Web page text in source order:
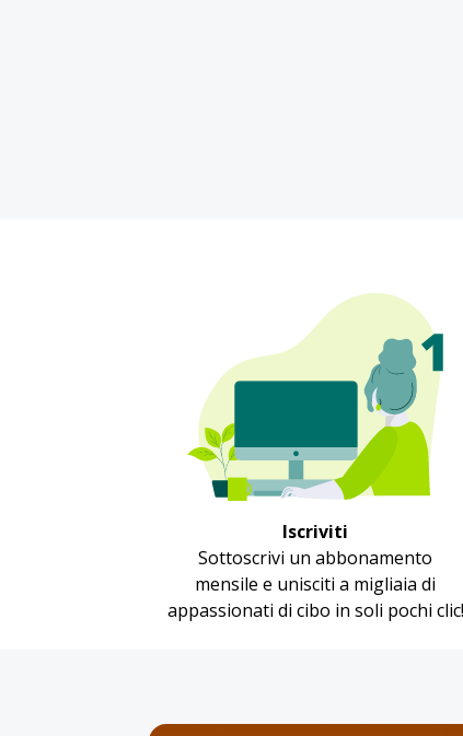
Iscriviti
Sottoscrivi un abbonamento
mensile e unisciti a migliaia di
appassionati di cibo in soli pochi clic!